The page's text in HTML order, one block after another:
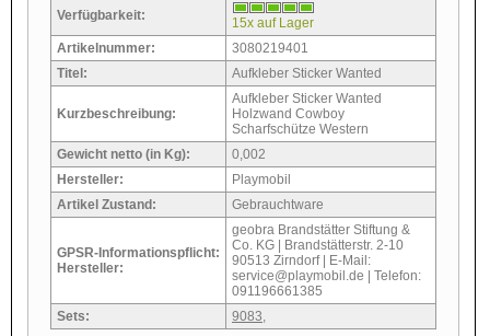
Verfügbarkeit:
15x auf Lager
Artikelnummer:
3080219401
Titel:
Aufkleber Sticker Wanted
Kurzbeschreibung:
Aufkleber Sticker Wanted
Holzwand Cowboy
Scharfschütze Western
Gewicht netto (in Kg):
0,002
Hersteller:
Playmobil
Artikel Zustand:
Gebrauchtware
GPSR-Informationspflicht:
Hersteller:
geobra Brandstätter Stiftung &
Co. KG | Brandstätterstr. 2-10
90513 Zirndorf | E-Mail:
service@playmobil.de | Telefon:
091196661385
Sets:
9083